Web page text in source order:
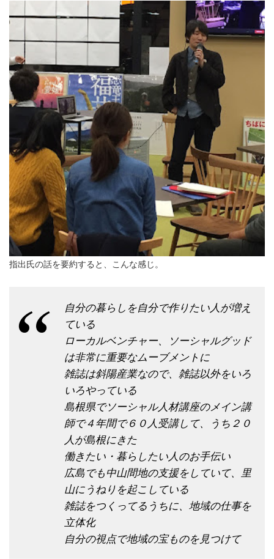
指出氏の話を要約すると、こんな感じ。
自分の暮らしを自分で作りたい人が増え
ている
ローカルベンチャー、ソーシャルグッド
は非常に重要なムーブメントに
雑誌は斜陽産業なので、雑誌以外をいろ
いろやっている
島根県でソーシャル人材講座のメイン講
師で４年間で６０人受講して、うち２０
人が島根にきた
働きたい・暮らしたい人のお手伝い
広島でも中山間地の支援をしていて、里
山にうねりを起こしている
雑誌をつくってるうちに、地域の仕事を
立体化
自分の視点で地域の宝ものを見つけて